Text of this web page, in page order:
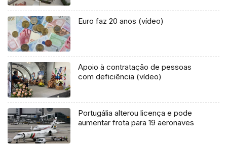
Euro faz 20 anos (vídeo)
Apoio à contratação de pessoas
com deficiência (vídeo)
Portugália alterou licença e pode
aumentar frota para 19 aeronaves